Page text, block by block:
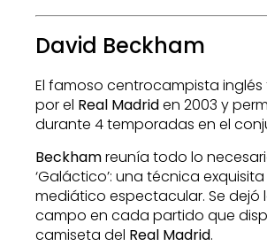
David Beckham
El famoso centrocampista
por el Real Madriden 2003 y
durante 4 temporadas en el
Beckhamreunía todo lo
‘Galáctico’: una técnica
mediático espectacular. Se dejó
campo en cada partido que
camiseta del Real Madrid.